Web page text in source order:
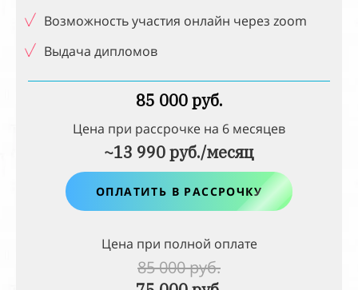
Возможность участия онлайн через zoom
Выдача дипломов
85 000 руб.
Цена при рассрочке на 6 месяцев
~13 990 руб./месяц
ОПЛАТИТЬ В РАССРОЧКУ
Цена при полной оплате
85 000 руб.